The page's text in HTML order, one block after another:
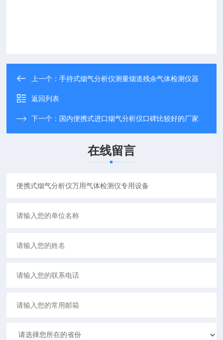
上一个：手持式烟气分析仪测量烟道残余气体检测仪器
返回列表
下一个： 国内便携式进口烟气分析仪口碑比较好的厂家
在线留言